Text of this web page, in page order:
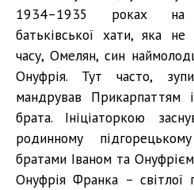
1934–1935 роках на
батьківської хати, яка
часу, Омелян, син
Онуфрія. Тут часто,
мандрував Прикарпаттям
брата. Ініціаторкою
родинному
братами Іваном та
Онуфрія Франка – світлої